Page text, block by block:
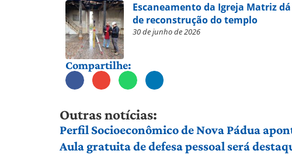
Escaneamento da Igreja Matriz
de reconstrução do templo
30 de junho de 2026
Compartilhe:
Outras notícias:
Perfil Socioeconômico de Nova Pádua
Aula gratuita de defesa pessoal será